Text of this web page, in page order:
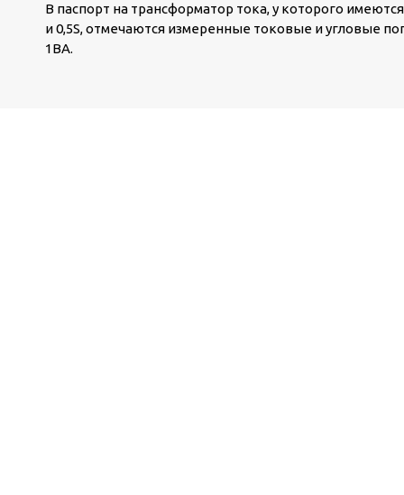
В паспорт на трансформатор тока, у которого
и 0,5S, отмечаются измеренные токовые и угловые
1ВА.